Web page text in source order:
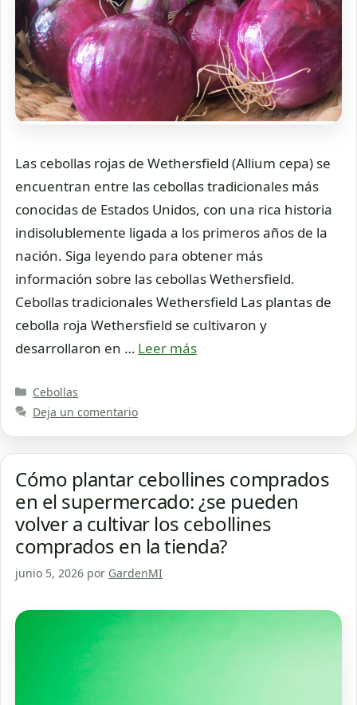
Las cebollas rojas de Wethersfield (Allium cepa) se
encuentran entre las cebollas tradicionales más
conocidas de Estados Unidos, con una rica historia
indisolublemente ligada a los primeros años de la
nación. Siga leyendo para obtener más
información sobre las cebollas Wethersfield.
Cebollas tradicionales Wethersfield Las plantas de
cebolla roja Wethersfield se cultivaron y
desarrollaron en … Leer más
Categorías
Cebollas
Deja un comentario
Cómo plantar cebollines comprados
en el supermercado: ¿se pueden
volver a cultivar los cebollines
comprados en la tienda?
junio 5, 2026 por GardenMI